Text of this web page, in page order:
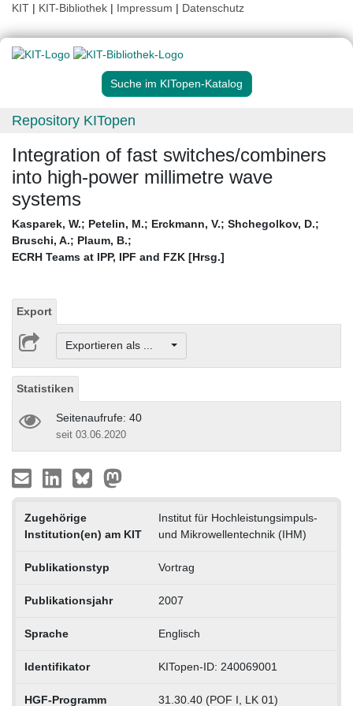
KIT | KIT-Bibliothek | Impressum | Datenschutz
Suche im KITopen-Katalog
Repository KITopen
Integration of fast switches/combiners
into high-power millimetre wave
systems
Kasparek, W.; Petelin, M.; Erckmann, V.; Shchegolkov, D.;
Bruschi, A.; Plaum, B.;
ECRH Teams at IPP, IPF and FZK [Hrsg.]
Export
Exportieren als ...
Statistiken
Seitenaufrufe: 40
seit 03.06.2020
Zugehörige
Institution(en) am KIT
Institut für Hochleistungsimpuls-
und Mikrowellentechnik (IHM)
Publikationstyp Vortrag
Publikationsjahr 2007
Sprache Englisch
Identifikator KITopen-ID: 240069001
HGF-Programm 31.30.40 (POF I, LK 01)